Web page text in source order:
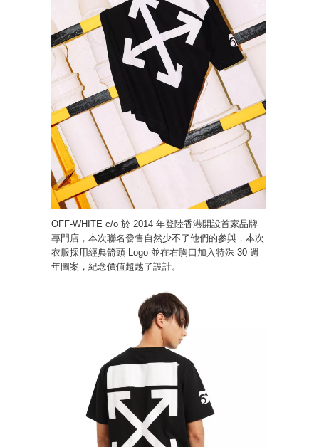
OFF-WHITE c/o 於 2014 年登陸香港開設首家品牌
專門店，本次聯名發售自然少不了他們的參與，本次
衣服採用經典箭頭 Logo 並在右胸口加入特殊 30 週
年圖案，紀念價值超越了設計。